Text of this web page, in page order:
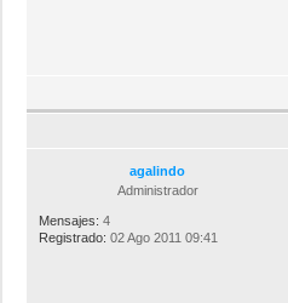
agalindo
Administrador
Mensajes: 4
Registrado: 02 Ago 2011 09:41